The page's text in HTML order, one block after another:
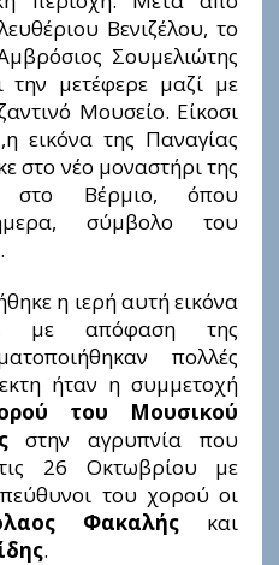
Βενιζέλου, το
Σουμελιώτης
την μετέφερε μαζί με
Μουσείο. Είκοσι
εικόνα της Παναγίας
στο νέο μοναστήρι της
στο Βέρμιο, όπου
σύμβολο του
η ιερή αυτή εικόνα
με απόφαση της
πολλές
ήταν η συμμετοχή
του Μουσικού
στην αγρυπνία που
26 Οκτωβρίου με
του χορού οι
Φακαλήςκαι
.